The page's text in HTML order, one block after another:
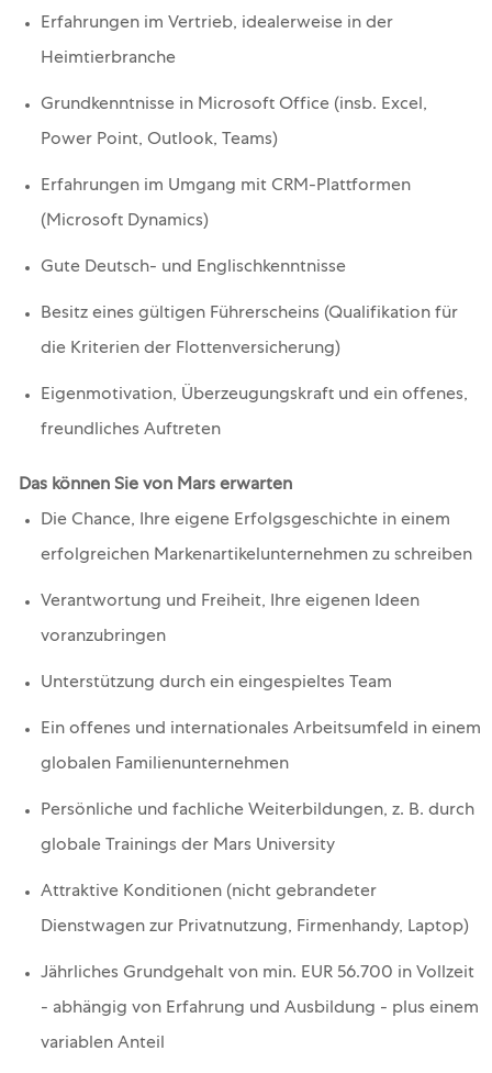
Erfahrungen im Vertrieb, idealerweise in der
Heimtierbranche
Grundkenntnisse in Microsoft Office (insb. Excel,
Power Point, Outlook, Teams)
Erfahrungen im Umgang mit CRM-Plattformen
(Microsoft Dynamics)
Gute Deutsch- und Englischkenntnisse
Besitz eines gültigen Führerscheins (Qualifikation für
die Kriterien der Flottenversicherung)
Eigenmotivation, Überzeugungskraft und ein offenes,
freundliches Auftreten
Das können Sie von Mars erwarten
Die Chance, Ihre eigene Erfolgsgeschichte in einem
erfolgreichen Markenartikelunternehmen zu schreiben
Verantwortung und Freiheit, Ihre eigenen Ideen
voranzubringen
Unterstützung durch ein eingespieltes Team
Ein offenes und internationales Arbeitsumfeld in einem
globalen Familienunternehmen
Persönliche und fachliche Weiterbildungen, z. B. durch
globale Trainings der Mars University
Attraktive Konditionen (nicht gebrandeter
Dienstwagen zur Privatnutzung, Firmenhandy, Laptop)
Jährliches Grundgehalt von min. EUR 56.700 in Vollzeit
- abhängig von Erfahrung und Ausbildung - plus einem
variablen Anteil